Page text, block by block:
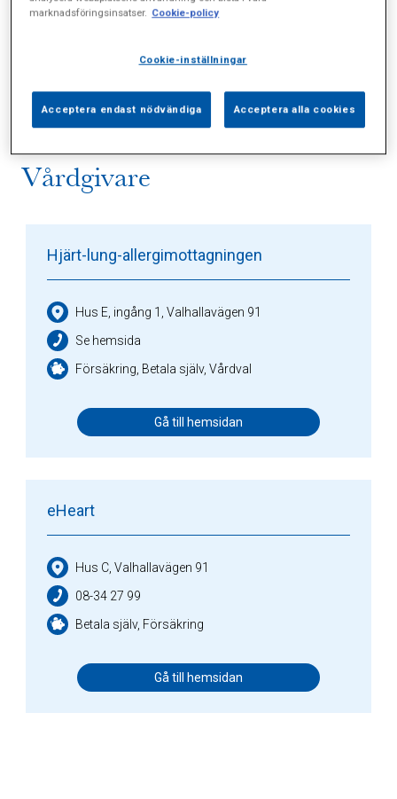
Vårdgivare
Hjärt-lung-allergimottagningen
Hus E, ingång 1, Valhallavägen 91
Se hemsida
Försäkring, Betala själv, Vårdval
Gå till hemsidan
eHeart
Hus C, Valhallavägen 91
08-34 27 99
Betala själv, Försäkring
Gå till hemsidan
marknadsföringsinsatser. Cookie-policy
Cookie-inställningar
Acceptera endast nödvändiga Acceptera alla cookies